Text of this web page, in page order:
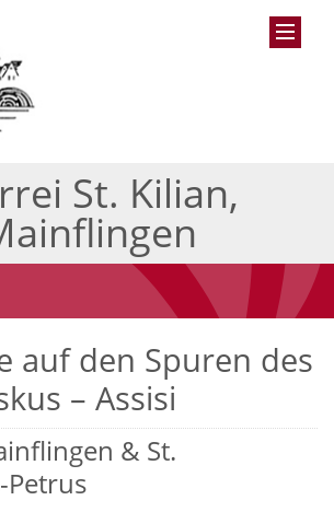
St. Kilian,
auf den Spuren des
– Assisi
& St.
Petrus